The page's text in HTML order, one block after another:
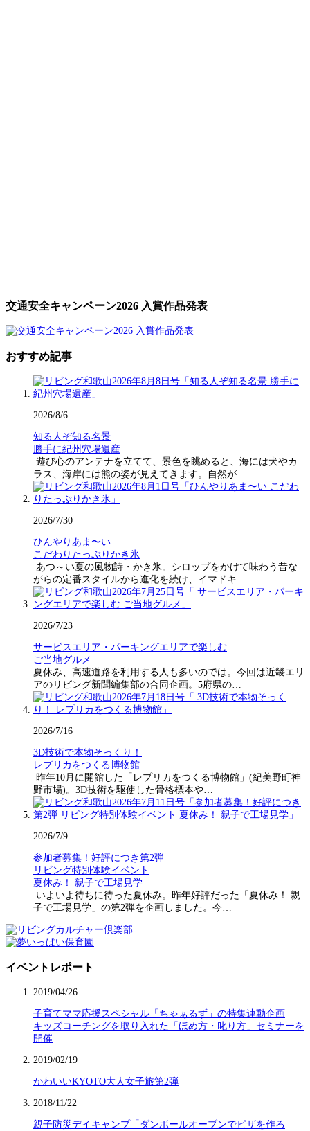
交通安全キャンペーン2026 入賞作品発表
おすすめ記事
2026/8/6
知る人ぞ知る名景
勝手に紀州穴場遺産
遊び心のアンテナを立てて、景色を眺めると、海には犬やカ
ラス、海岸には熊の姿が見えてきます。自然が…
2026/7/30
ひんやりあま〜い
こだわりたっぷりかき氷
あつ～い夏の風物詩・かき氷。シロップをかけて味わう昔な
がらの定番スタイルから進化を続け、イマドキ…
2026/7/23
サービスエリア・パーキングエリアで楽しむ
ご当地グルメ
夏休み、高速道路を利用する人も多いのでは。今回は近畿エリ
アのリビング新聞編集部の合同企画。5府県の…
2026/7/16
3D技術で本物そっくり！
レプリカをつくる博物館
昨年10月に開館した「レプリカをつくる博物館」(紀美野町神
野市場)。3D技術を駆使した骨格標本や…
2026/7/9
参加者募集！好評につき第2弾
リビング特別体験イベント
夏休み！ 親子で工場見学
いよいよ待ちに待った夏休み。昨年好評だった「夏休み！ 親
子で工場見学」の第2弾を企画しました。今…
イベントレポート
2019/04/26
子育てママ応援スペシャル「ちゃぁるず」の特集連動企画
キッズコーチングを取り入れた「ほめ方・叱り方」セミナーを
開催
2019/02/19
かわいいKYOTO大人女子旅第2弾
2018/11/22
親子防災デイキャンプ「ダンボールオーブンでピザを作ろ